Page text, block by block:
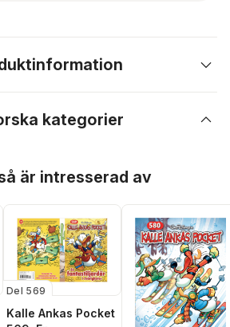
kategorier
är intresserad av
Del 569
Kalle Ankas Pocket